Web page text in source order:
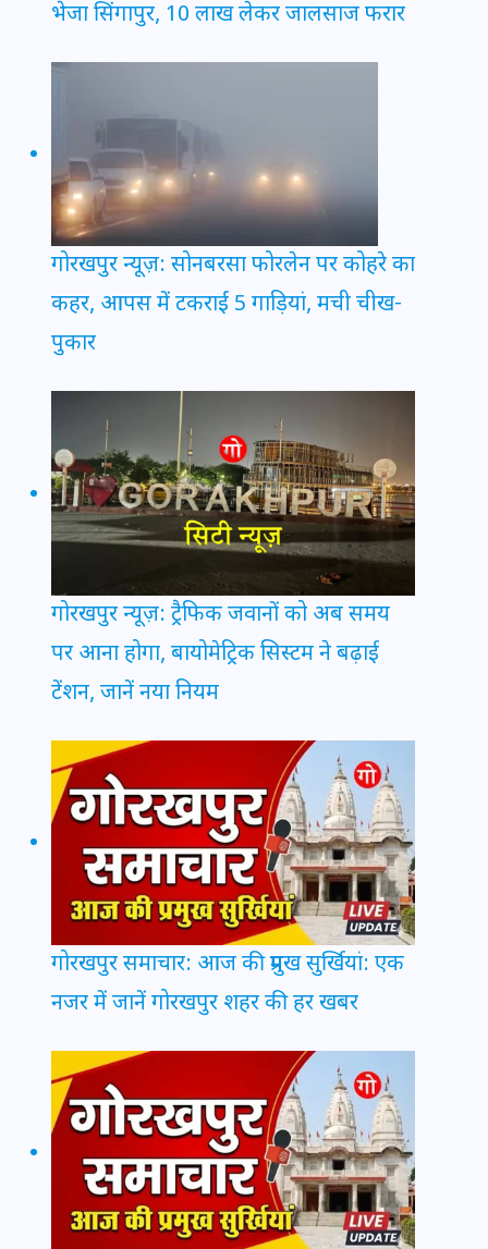
भेजा सिंगापुर, 10 लाख लेकर जालसाज फरार
गोरखपुर न्यूज़: सोनबरसा फोरलेन पर कोहरे का
कहर, आपस में टकराईं 5 गाड़ियां, मची चीख-
पुकार
गोरखपुर न्यूज़: ट्रैफिक जवानों को अब समय
पर आना होगा, बायोमेट्रिक सिस्टम ने बढ़ाई
टेंशन, जानें नया नियम
गोरखपुर समाचार: आज की प्रमुख सुर्खियां: एक
नजर में जानें गोरखपुर शहर की हर खबर